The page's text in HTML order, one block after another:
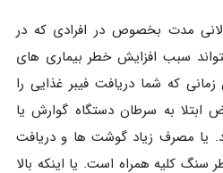
مدت بخصوص در افرادی که در
میتواند سبب افزایش خطر بیماری های
که شما دریافت فیبر غذایی را
ابتلا به سرطان دستگاه گوارش یا
یا مصرف زیاد گوشت ها و دریافت
سنگ کلیه همراه است. یا اینکه بالا